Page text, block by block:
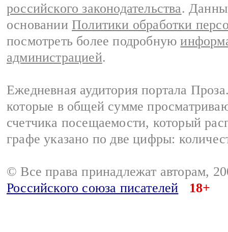
российского законодательства.
основании Политики обработки
посмотреть более подробную
администрацией.
Ежедневная аудитория портала
которые в общей сумме
счетчика посещаемости, который
графе указано по две цифры:
© Все права принадлежат авторам,
Российского союза писателей
18+